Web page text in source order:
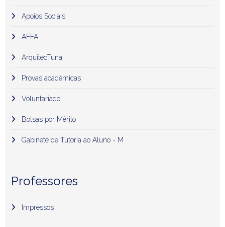
Apoios Sociais
AEFA
ArquitecTuna
Provas académicas
Voluntariado
Bolsas por Mérito
Gabinete de Tutoria ao Aluno - M
Professores
Impressos